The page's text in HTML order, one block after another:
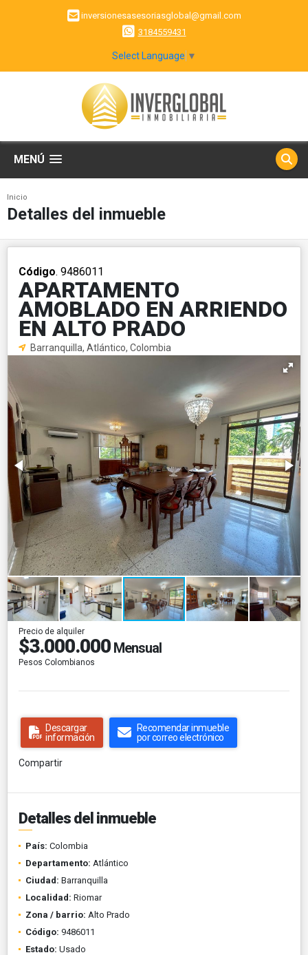
inversionesasesoriasglobal@gmail.com
3184559431
Select Language ▼
MENÚ
Inicio
Detalles del inmueble
Código. 9486011
APARTAMENTO
AMOBLADO EN ARRIENDO
EN ALTO PRADO
Barranquilla, Atlántico, Colombia
Precio de alquiler
$3.000.000 Mensual
Pesos Colombianos
Descargar
información
Recomendar inmueble
por correo electrónico
Compartir
Detalles del inmueble
País: Colombia
Departamento: Atlántico
Ciudad: Barranquilla
Localidad: Riomar
Zona / barrio: Alto Prado
Código: 9486011
Estado: Usado